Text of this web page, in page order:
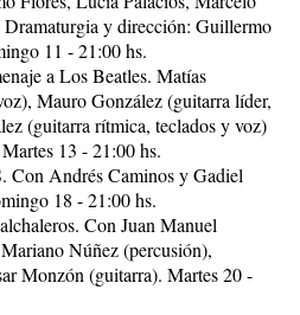
y dirección: Guillermo
11 - 21:00 hs.
a Los Beatles. Matías
Mauro González (guitarra líder,
(guitarra rítmica, teclados y voz)
13 - 21:00 hs.
Andrés Caminos y Gadiel
18 - 21:00 hs.
Con Juan Manuel
Núñez (percusión),
Monzón (guitarra). Martes 20 -